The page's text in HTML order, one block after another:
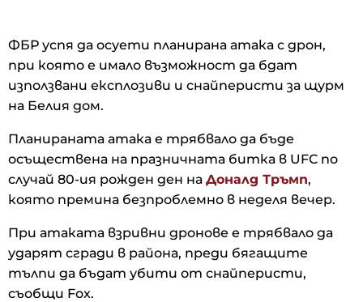
ФБР успя да осуети планирана атака с дрон,
при която е имало възможност да бдат
използвани експлозиви и снайперисти за щурм
на Белия дом.
Планираната атака е трябвало да бъде
осъществена на празничната битка в UFC по
случай 80-ия рожден ден на Доналд Тръмп,
която премина безпроблемно в неделя вечер.
При атаката взривни дронове е трябвало да
ударят сгради в района, преди бягащите
тълпи да бъдат убити от снайперисти,
съобщи Fox.